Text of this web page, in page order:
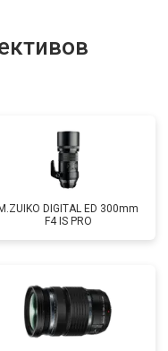
M.ZUIKO DIGITAL ED 300mm
F4 IS PRO